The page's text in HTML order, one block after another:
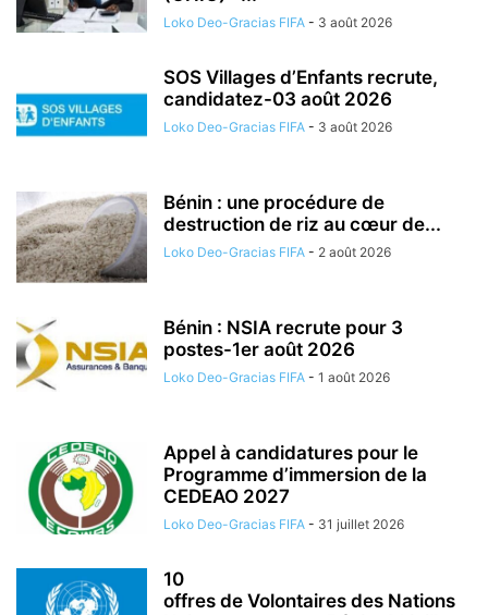
Loko Deo-Gracias FIFA - 3 août 2026
SOS Villages d’Enfants recrute,
candidatez-03 août 2026
Loko Deo-Gracias FIFA - 3 août 2026
Bénin : une procédure de
destruction de riz au cœur de...
Loko Deo-Gracias FIFA - 2 août 2026
Bénin : NSIA recrute pour 3
postes-1er août 2026
Loko Deo-Gracias FIFA - 1 août 2026
Appel à candidatures pour le
Programme d’immersion de la
CEDEAO 2027
Loko Deo-Gracias FIFA - 31 juillet 2026
10
offres de Volontaires des Nations